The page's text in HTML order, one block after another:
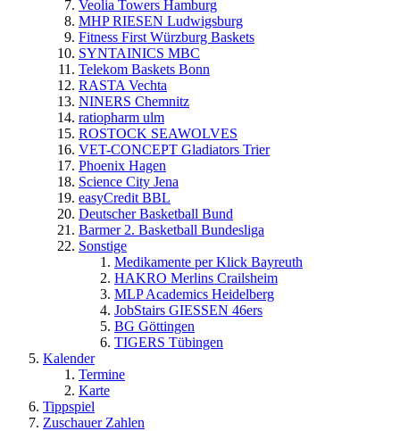
Veolia Towers Hamburg
MHP RIESEN Ludwigsburg
Fitness First Würzburg Baskets
SYNTAINICS MBC
Telekom Baskets Bonn
RASTA Vechta
NINERS Chemnitz
ratiopharm ulm
ROSTOCK SEAWOLVES
VET-CONCEPT Gladiators Trier
Phoenix Hagen
Science City Jena
easyCredit BBL
Deutscher Basketball Bund
Barmer 2. Basketball Bundesliga
Sonstige
Medikamente per Klick Bayreuth
HAKRO Merlins Crailsheim
MLP Academics Heidelberg
JobStairs GIESSEN 46ers
BG Göttingen
TIGERS Tübingen
Kalender
Termine
Karte
Tippspiel
Zuschauer Zahlen